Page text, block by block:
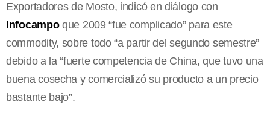
Exportadores de Mosto, indicó en diálogo con
Infocampo que 2009 “fue complicado” para este
commodity, sobre todo “a partir del segundo semestre”
debido a la “fuerte competencia de China, que tuvo una
buena cosecha y comercializó su producto a un precio
bastante bajo”.